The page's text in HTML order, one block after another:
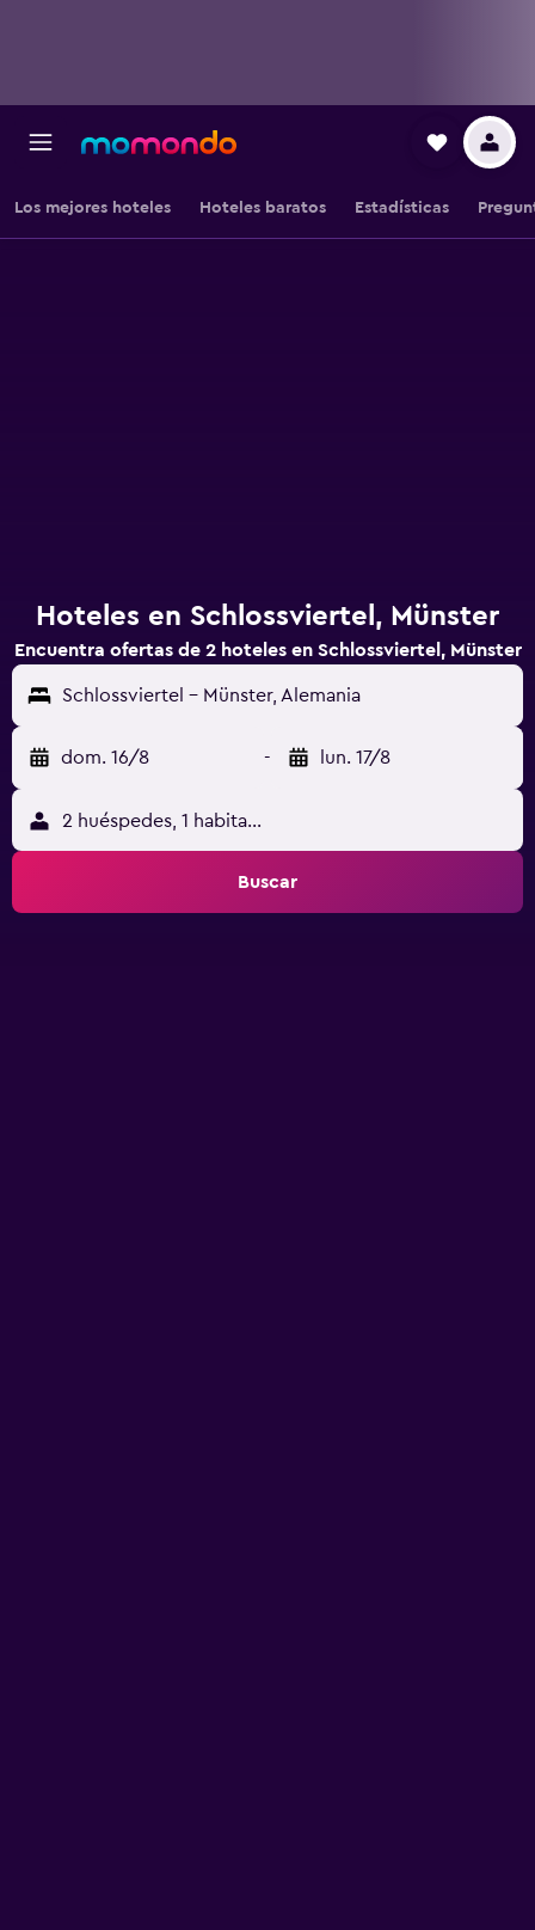
Los mejores hoteles Hoteles baratos Estadísticas
Hoteles en Schlossviertel, Münster
Encuentra ofertas de 2 hoteles en Schlossviertel, Münster
Schlossviertel - Münster, Alemania
dom. 16/8 - lun. 17/8
2 huéspedes, 1 habitación
Buscar